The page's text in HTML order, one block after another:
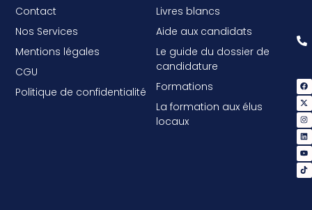
Livres blancs
Aide aux candidats
Le guide du dossier de
candidature
Formations
La formation aux élus
locaux
Contact
Nos Services
Mentions légales
CGU
Politique de confidentialité